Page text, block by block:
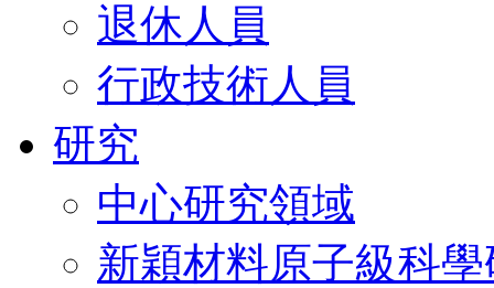
退休人員
行政技術人員
研究
中心研究領域
新穎材料原子級科